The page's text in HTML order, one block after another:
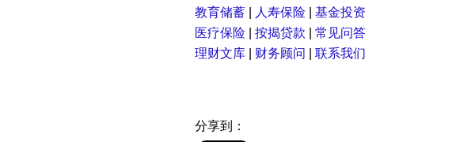
教育储蓄
人寿保险
基金投资
医疗保险
按揭贷款
常见问答
理财文库
财务顾问 联系我们
分享到：